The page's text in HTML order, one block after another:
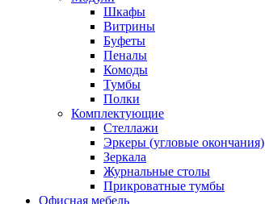
Шкафы
Витрины
Буфеты
Пеналы
Комоды
Тумбы
Полки
Комплектующие
Стеллажи
Эркеры (угловые окончания)
Зеркала
Журнальные столы
Прикроватные тумбы
Офисная мебель